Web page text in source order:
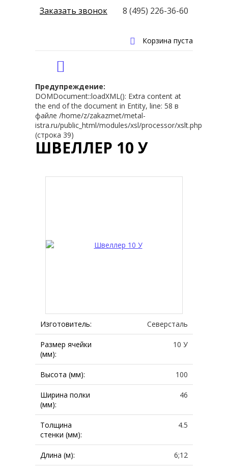
Предупреждение:
DOMDocument::loadXML(): Extra content at
the end of the document in Entity, line: 58 в
файле /home/z/zakazmet/metal-
istra.ru/public_html/modules/xsl/processor/xslt.php
(строка 39)
ШВЕЛЛЕР 10 У
Изготовитель: Северсталь
Размер ячейки
(мм):
10 У
Высота (мм): 100
Ширина полки
(мм):
46
Толщина
стенки (мм):
4.5
Длина (м): 6;12
Заказать звонок 8 (495) 226-36-60
Корзина пуста